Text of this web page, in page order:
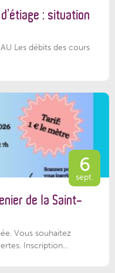
: situation
Les débits des cours
6
sept.
de la Saint-
Vous souhaitez
Inscription...